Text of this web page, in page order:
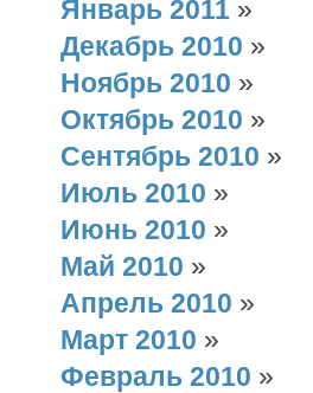
Январь 2011 »
Декабрь 2010 »
Ноябрь 2010 »
Октябрь 2010 »
Сентябрь 2010 »
Июль 2010 »
Июнь 2010 »
Май 2010 »
Апрель 2010 »
Март 2010 »
Февраль 2010 »